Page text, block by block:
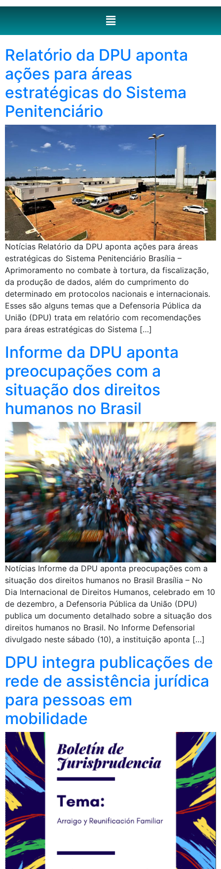
Relatório da DPU aponta
ações para áreas
estratégicas do Sistema
Penitenciário
Notícias Relatório da DPU aponta ações para áreas
estratégicas do Sistema Penitenciário Brasília –
Aprimoramento no combate à tortura, da fiscalização,
da produção de dados, além do cumprimento do
determinado em protocolos nacionais e internacionais.
Esses são alguns temas que a Defensoria Pública da
União (DPU) trata em relatório com recomendações
para áreas estratégicas do Sistema […]
Informe da DPU aponta
preocupações com a
situação dos direitos
humanos no Brasil
Notícias Informe da DPU aponta preocupações com a
situação dos direitos humanos no Brasil Brasília – No
Dia Internacional de Direitos Humanos, celebrado em 10
de dezembro, a Defensoria Pública da União (DPU)
publica um documento detalhado sobre a situação dos
direitos humanos no Brasil. No Informe Defensorial
divulgado neste sábado (10), a instituição aponta […]
DPU integra publicações de
rede de assistência jurídica
para pessoas em
mobilidade